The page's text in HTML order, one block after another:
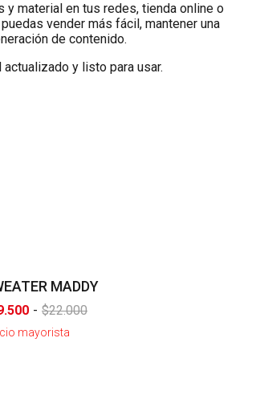
material en tus redes, tienda online o
vender más fácil, mantener una
de contenido.
y listo para usar.
MADDY
- $22.000
mayorista